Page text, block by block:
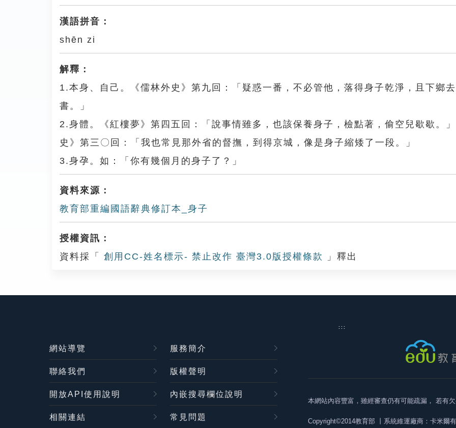
漢語拼音：
shēn zi
解釋：
1.本身、自己。《儒林外史》第九回：「疑惑一番，不必管他，落得身子乾淨，且下鄉
書。」
2.身體。《紅樓夢》第四五回：「說事情雖多，也該保養身子，檢點著，偷空兒歇歇。
史》第三〇回：「我也常見那外省的督撫，到得京城，像是身子縮矮了一段。」
3.身孕。如：「你有幾個月的身子了？」
資料來源：
教育部重編國語辭典修訂本_身子
授權資訊：
資料採「
創用CC-姓名標示- 禁止改作 臺灣3.0版授權條款 」釋出
:::
網站導覽 服務簡介
聯絡我們 版權聲明
開放API使用說明 內嵌搜尋欄位說明
相關連結 常見問題
本網站內容豐富，雖經審查仍有可能疏漏， 若有
Copyright©2014教育部 丨系統維運廠商：卡米爾